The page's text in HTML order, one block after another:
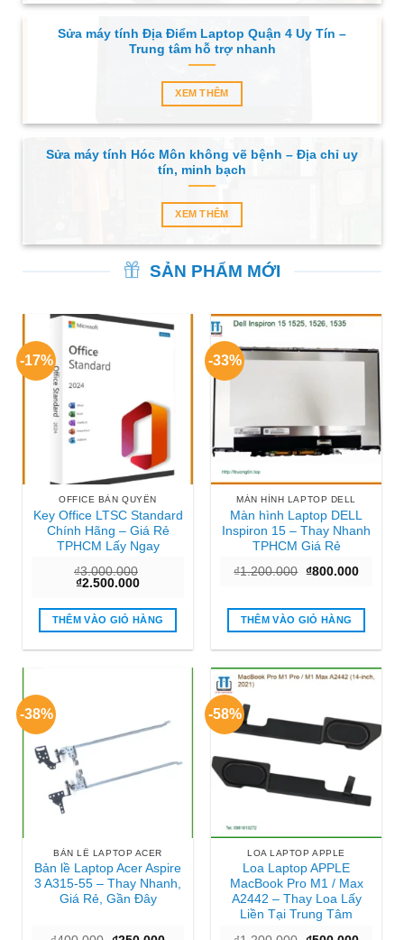
Sửa máy tính Địa Điểm Laptop Quận 4 Uy Tín –
Trung tâm hỗ trợ nhanh
XEM THÊM
Sửa máy tính Hóc Môn không vẽ bệnh – Địa chỉ uy
tín, minh bạch
XEM THÊM
SẢN PHẨM MỚI
-17%
OFFICE BẢN QUYỀN
Key Office LTSC Standard
Chính Hãng – Giá Rẻ
TPHCM Lấy Ngay
₫3.000.000
Giá
là:
₫3.000.000.
₫2.500.000Giá
tại
là:
₫2.500.000.
THÊM VÀO GIỎ HÀNG
-33%
MÀN HÌNH LAPTOP DELL
Màn hình Laptop DELL
Inspiron 15 – Thay Nhanh
TPHCM Giá Rẻ
₫1.200.000 Giá
₫1.200.000.
₫800.000Giá
là:
THÊM VÀO GIỎ HÀNG
-38%
BẢN LỀ LAPTOP ACER
Bản lề Laptop Acer Aspire
3 A315-55 – Thay Nhanh,
Giá Rẻ, Gần Đây
-58%
LOA LAPTOP APPLE
Loa Laptop APPLE
MacBook Pro M1 / Max
A2442 – Thay Loa Lấy
Liền Tại Trung Tâm